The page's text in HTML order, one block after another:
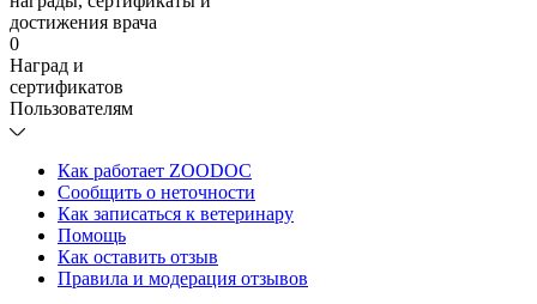
достижения врача
0
Наград и
сертификатов
Пользователям
Как работает ZOODOC
Сообщить о неточности
Как записаться к ветеринару
Помощь
Как оставить отзыв
Правила и модерация отзывов